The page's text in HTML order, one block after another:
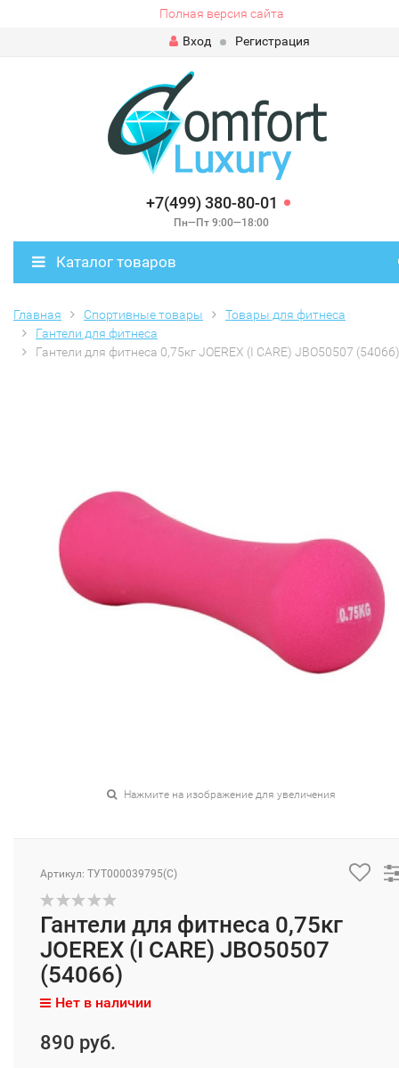
Полная версия сайта
Вход
Регистрация
+7(499) 380-80-01
Пн—Пт 9:00—18:00
Каталог товаров
Главная Спортивные товары
Товары для фитнеса
Гантели для фитнеса
Гантели для фитнеса 0,75кг JOEREX (I CARE) JBO50507 (54066)
Нажмите на изображение для увеличения
Артикул: ТУТ000039795(C)
Гантели для фитнеса 0,75кг
JOEREX (I CARE) JBO50507
(54066)
Нет в наличии
890 руб.